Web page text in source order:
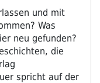
und mit
Was
neu gefunden?
die
spricht auf der